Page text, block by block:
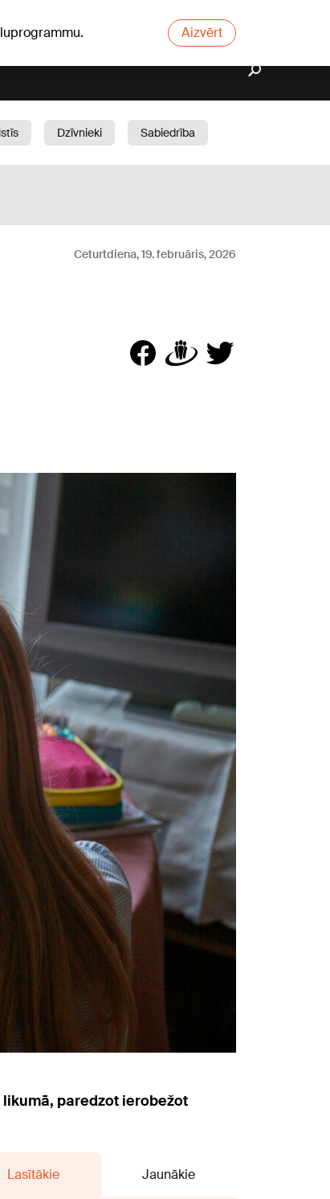
Aizvērt
Dzīvnieki
Sabiedrība
Ceturtdiena, 19. februāris, 2026
paredzot ierobežot
Lasītākie Jaunākie